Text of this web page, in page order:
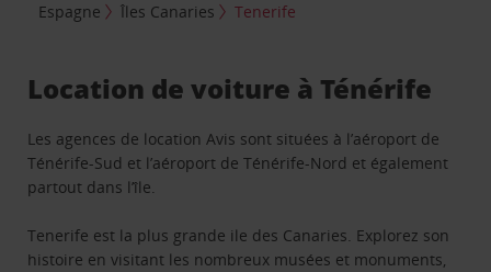
Espagne
Îles Canaries Tenerife
Location de voiture à Ténérife
Les agences de location Avis sont situées à l’aéroport de
Ténérife-Sud et l’aéroport de Ténérife-Nord et également
partout dans l’île.
Tenerife est la plus grande ile des Canaries. Explorez son
histoire en visitant les nombreux musées et monuments,